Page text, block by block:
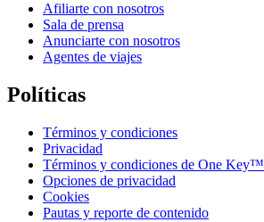
Afiliarte con nosotros
Sala de prensa
Anunciarte con nosotros
Agentes de viajes
Políticas
Términos y condiciones
Privacidad
Términos y condiciones de One Key™
Opciones de privacidad
Cookies
Pautas y reporte de contenido